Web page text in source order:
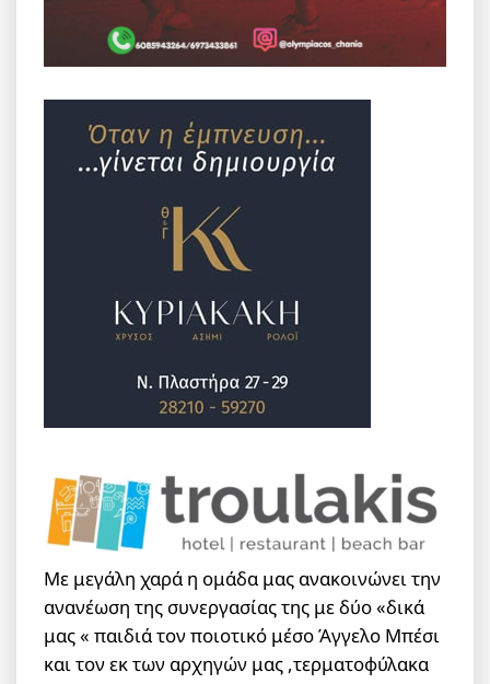
Με μεγάλη χαρά η ομάδα μας ανακοινώνει την
ανανέωση της συνεργασίας της με δύο «δικά
μας « παιδιά τον ποιοτικό μέσο Άγγελο Μπέσι
και τον εκ των αρχηγών μας ,τερματοφύλακα